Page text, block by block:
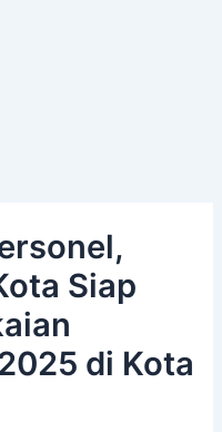
Siap
di Kota